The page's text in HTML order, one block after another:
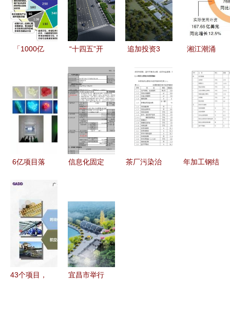
「1000亿
着力」 坚
决不投低水
平重复建设
项目以筑牢
高质量发展
“十四五”开
5亿多 “海
河”智能化
新厂加快建
设中 天津
国民老品牌
在保税“重
追加投资3
胶片印版新
品工厂奠基
助力产业升
级
湘江潮涌
引进实现新
突破，在湘
投资世界
500强企业
6亿项目落
产助力区域
产业升级
信息化固定
表填写指南
茶厂污染治
年加工钢结
43个项目，
宜昌市举行